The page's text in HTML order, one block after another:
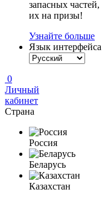
запасных
их на призы!
Узнайте больше
Язык интерфейса
0
Личный
кабинет
Страна
Россия
Беларусь
Казахстан